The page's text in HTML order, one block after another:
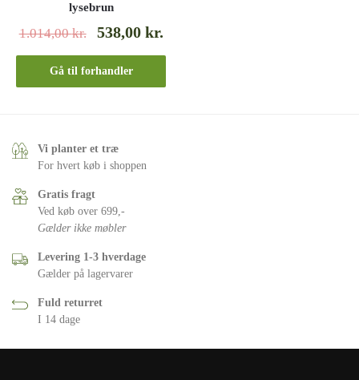
lysebrun
1.014,00kr. 538,00 kr.
Gå til forhandler
Vi planter et træ
For hvert køb i shoppen
Gratis fragt
Ved køb over 699,-
Gælder ikke møbler
Levering 1-3 hverdage
Gælder på lagervarer
Fuld returret
I 14 dage